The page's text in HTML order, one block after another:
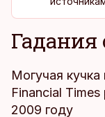
Могучая
Financial
2009 году